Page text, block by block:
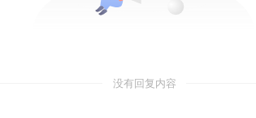
没有回复内容